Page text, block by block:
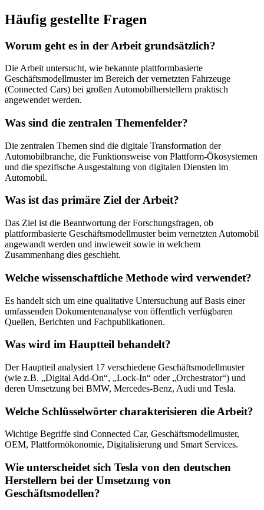
Häufig gestellte Fragen
Worum geht es in der Arbeit grundsätzlich?
Die Arbeit untersucht, wie bekannte plattformbasierte
Geschäftsmodellmuster im Bereich der vernetzten Fahrzeuge
(Connected Cars) bei großen Automobilherstellern praktisch
angewendet werden.
Was sind die zentralen Themenfelder?
Die zentralen Themen sind die digitale Transformation der
Automobilbranche, die Funktionsweise von Plattform-Ökosystemen
und die spezifische Ausgestaltung von digitalen Diensten im
Automobil.
Was ist das primäre Ziel der Arbeit?
Das Ziel ist die Beantwortung der Forschungsfragen, ob
plattformbasierte Geschäftsmodellmuster beim vernetzten Automobil
angewandt werden und inwieweit sowie in welchem
Zusammenhang dies geschieht.
Welche wissenschaftliche Methode wird verwendet?
Es handelt sich um eine qualitative Untersuchung auf Basis einer
umfassenden Dokumentenanalyse von öffentlich verfügbaren
Quellen, Berichten und Fachpublikationen.
Was wird im Hauptteil behandelt?
Der Hauptteil analysiert 17 verschiedene Geschäftsmodellmuster
(wie z.B. „Digital Add-On“, „Lock-In“ oder „Orchestrator“) und
deren Umsetzung bei BMW, Mercedes-Benz, Audi und Tesla.
Welche Schlüsselwörter charakterisieren die Arbeit?
Wichtige Begriffe sind Connected Car, Geschäftsmodellmuster,
OEM, Plattformökonomie, Digitalisierung und Smart Services.
Wie unterscheidet sich Tesla von den deutschen
Herstellern bei der Umsetzung von
Geschäftsmodellen?